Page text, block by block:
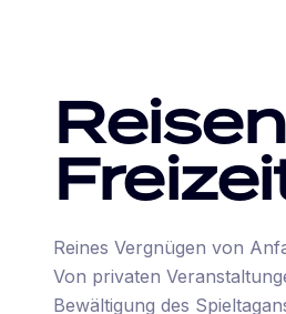
Reines Vergnügen von
Von privaten
Bewältigung des